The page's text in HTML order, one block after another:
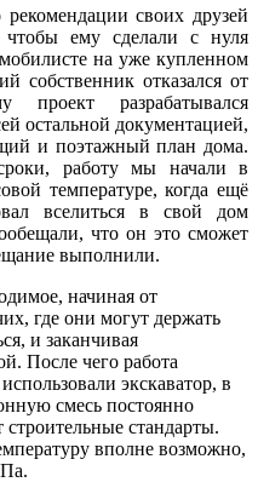
своих друзей
ему сделали с нуля
на уже купленном
собственник отказался от
проект разрабатывался
остальной документацией,
и поэтажный план дома.
работу мы начали в
температуре, когда ещё
вселиться в свой дом
что он это сможет
выполнили.
начиная от
где они могут держать
и заканчивая
После чего работа
экскаватор, в
смесь постоянно
строительные стандарты.
вполне возможно,